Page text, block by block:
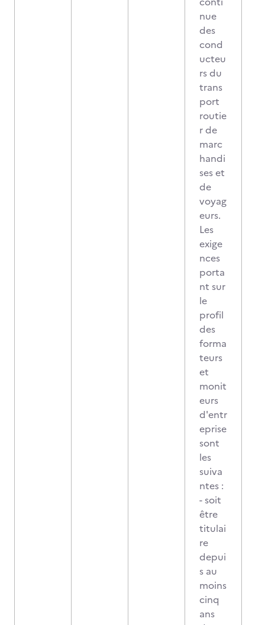
nue
des
cond
ucteu
rs du
trans
port
routie
r de
marc
handi
ses et
de
voyag
eurs.
Les
exige
nces
porta
nt sur
le
profil
des
forma
teurs
et
monit
eurs
d'entr
eprise
sont
les
suiva
ntes :
- soit
être
titulai
re
depui
s au
moins
cinq
ans